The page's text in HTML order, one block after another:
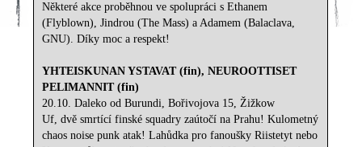
Některé akce proběhnou ve spolupráci s Ethanem
(Flyblown), Jindrou (The Mass) a Adamem (Balaclava,
GNU). Díky moc a respekt!
YHTEISKUNAN YSTAVAT (fin), NEUROOTTISET
PELIMANNIT (fin)
20.10. Daleko od Burundi, Bořivojova 15, Žižkow
Uf, dvě smrtící finské squadry zaútočí na Prahu! Kulometný
chaos noise punk atak! Lahůdka pro fanoušky Riistetyt nebo